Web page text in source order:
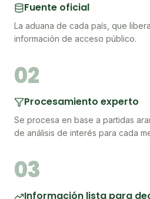
Fuente oficial
La aduana de cada país, que
información de acceso público.
02
Procesamiento experto
Se procesa en base a partidas
de análisis de interés para cada
03
Información lista para